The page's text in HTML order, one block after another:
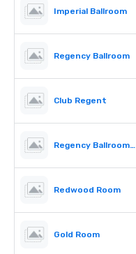
Imperial Ballroom
Regency Ballroom
Club Regent
Regency Ballroom II
Redwood Room
Gold Room